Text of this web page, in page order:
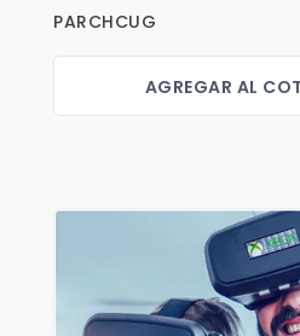
PARCHCUG
AGREGAR AL